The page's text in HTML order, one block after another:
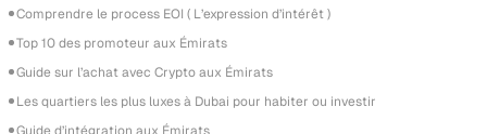
Comprendre le process EOI ( L’expression d’intérêt )
Top 10 des promoteur aux Émirats
Guide sur l’achat avec Crypto aux Émirats
Les quartiers les plus luxes à Dubai pour habiter ou investir
Guide d’intégration aux Émirats